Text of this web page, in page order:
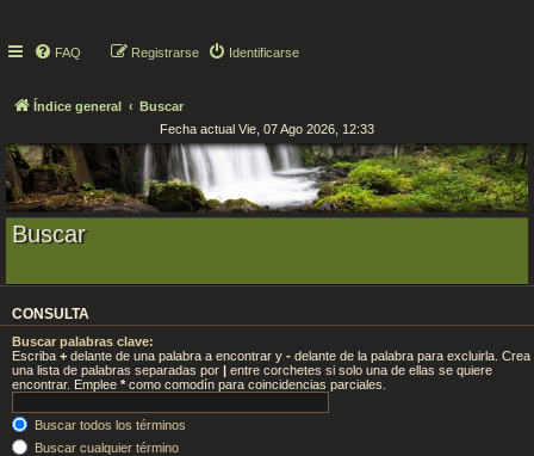
FAQ Identificarse
Registrarse
Índice general
Buscar
Fecha actual Vie, 07 Ago 2026, 12:33
Buscar
CONSULTA
Buscar palabras clave:
Escriba + delante de una palabra a encontrar y - delante de la palabra para excluirla. Crea
una lista de palabras separadas por | entre corchetes si solo una de ellas se quiere
encontrar. Emplee * como comodín para coincidencias parciales.
Buscar todos los términos
Buscar cualquier término